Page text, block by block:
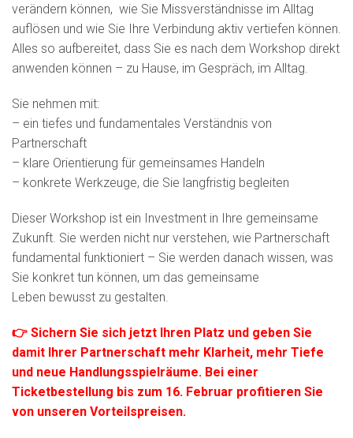
verändern können, wie Sie Missverständnisse im Alltag
auflösen und wie Sie Ihre Verbindung aktiv vertiefen können.
Alles so aufbereitet, dass Sie es nach dem Workshop direkt
anwenden können – zu Hause, im Gespräch, im Alltag.
Sie nehmen mit:
– ein tiefes und fundamentales Verständnis von
Partnerschaft
– klare Orientierung für gemeinsames Handeln
– konkrete Werkzeuge, die Sie langfristig begleiten
Dieser Workshop ist ein Investment in Ihre gemeinsame
Zukunft. Sie werden nicht nur verstehen, wie Partnerschaft
fundamental funktioniert – Sie werden danach wissen, was
Sie konkret tun können, um das gemeinsame
Leben bewusst zu gestalten.
👉 Sichern Sie sich jetzt Ihren Platz und geben Sie
damit Ihrer Partnerschaft mehr Klarheit, mehr Tiefe
und neue Handlungsspielräume. Bei einer
Ticketbestellung bis zum 16. Februar profitieren Sie
von unseren Vorteilspreisen.